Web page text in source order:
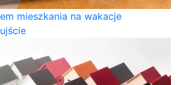
mieszkania na wakacje